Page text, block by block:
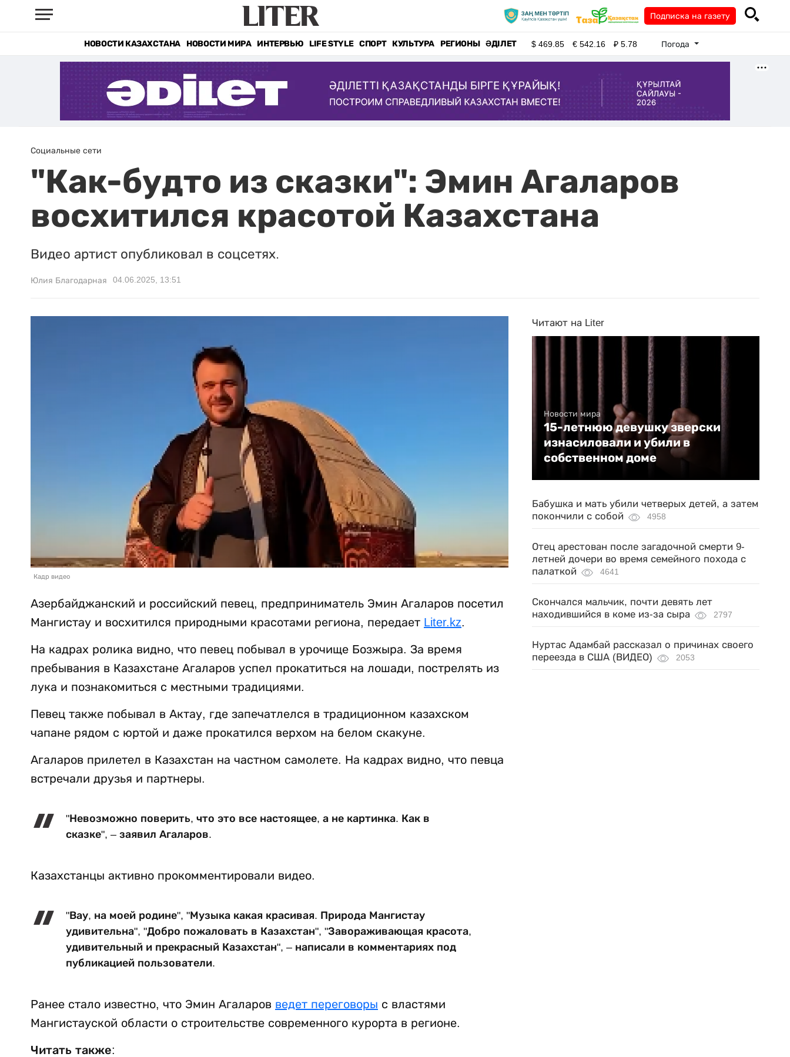
Подписка на газету
НОВОСТИ КАЗАХСТАНА НОВОСТИ МИРА ИНТЕРВЬЮ LIFE STYLE СПОРТ КУЛЬТУРА РЕГИОНЫ ӘДІЛЕТ $469.85 €542.16 ₽5.78 Погода
Социальные сети
"Как-будто из сказки": Эмин Агаларов
восхитился красотой Казахстана
Видео артист опубликовал в соцсетях.
Юлия Благодарная 04.06.2025, 13:51
Кадр видео
Азербайджанский и российский певец, предприниматель Эмин Агаларов посетил
Мангистау и восхитился природными красотами региона, передает Liter.kz.
На кадрах ролика видно, что певец побывал в урочище Бозжыра. За время
пребывания в Казахстане Агаларов успел прокатиться на лошади, пострелять из
лука и познакомиться с местными традициями.
Певец также побывал в Актау, где запечатлелся в традиционном казахском
чапане рядом с юртой и даже прокатился верхом на белом скакуне.
Агаларов прилетел в Казахстан на частном самолете. На кадрах видно, что певца
встречали друзья и партнеры.
"Невозможно поверить, что это все настоящее, а не картинка. Как в
сказке", – заявил Агаларов.
Казахстанцы активно прокомментировали видео.
"Вау, на моей родине", "Музыка какая красивая. Природа Мангистау
удивительна", "Добро пожаловать в Казахстан", "Завораживающая красота,
удивительный и прекрасный Казахстан", – написали в комментариях под
публикацией пользователи.
Ранее стало известно, что Эмин Агаларов ведет переговоры с властями
Мангистауской области о строительстве современного курорта в регионе.
Читать также:
Читают на Liter
Новости мира
15-летнюю девушку зверски
изнасиловали и убили в
собственном доме
Бабушка и мать убили четверых детей, а затем
покончили с собой
4958
Отец арестован после загадочной смерти 9-
летней дочери во время семейного похода с
палаткой
4641
Скончался мальчик, почти девять лет
находившийся в коме из-за сыра
2797
Нуртас Адамбай рассказал о причинах своего
переезда в США (ВИДЕО)
2053